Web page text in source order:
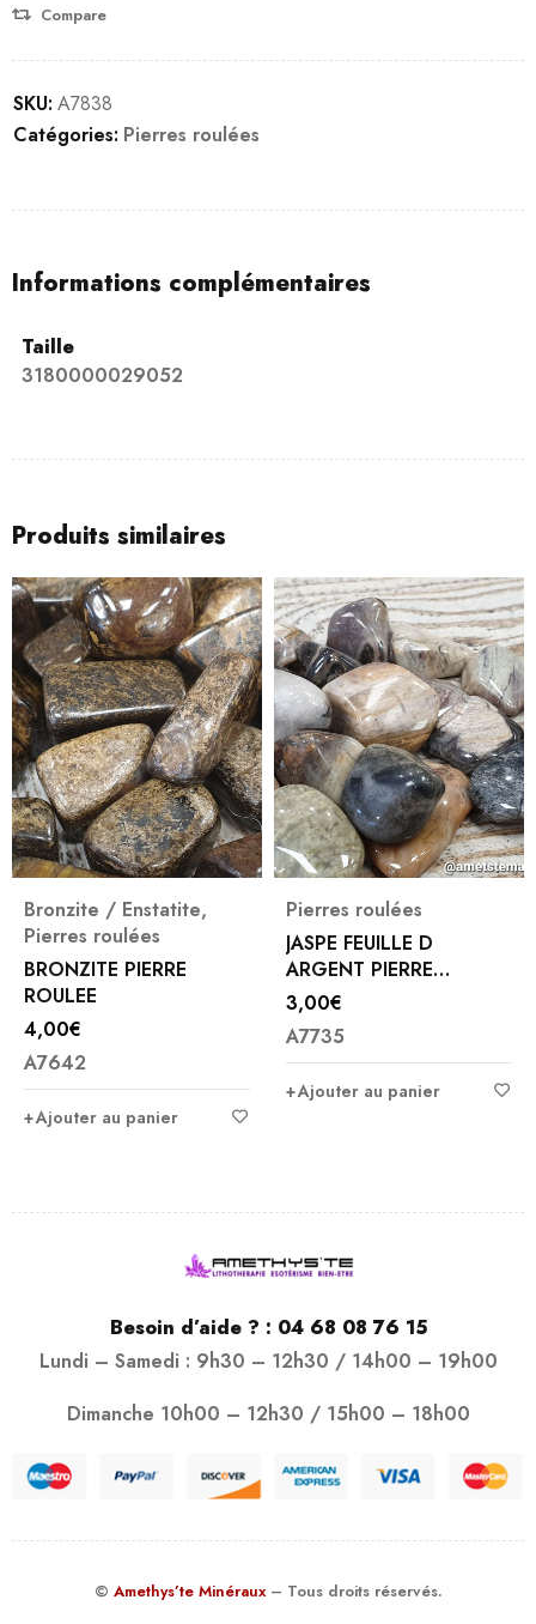
Compare
SKU: A7838
Catégories: Pierres roulées
Informations complémentaires
Taille
3180000029052
Produits similaires
Bronzite / Enstatite,
Pierres roulées
BRONZITE PIERRE
ROULEE
4,00€
A7642
Ajouter au panier
Pierres roulées
JASPE FEUILLE D
ARGENT PIERRE
ROULEES
3,00€
A7735
Ajouter au panier
Besoin d’aide ? : 04 68 08 76 15
Lundi – Samedi : 9h30 – 12h30 / 14h00 – 19h00
Dimanche 10h00 – 12h30 / 15h00 – 18h00
© Amethys’te Minéraux – Tous droits réservés.